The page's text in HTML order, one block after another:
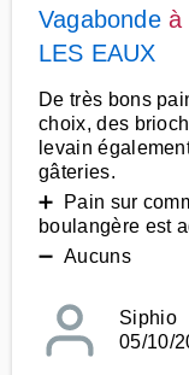
Vagabondeà
LES EAUX
De très bons
choix, des
levain
gâteries.
➕ Pain sur
boulangère est
➖ Aucuns
Siphio
05/10/